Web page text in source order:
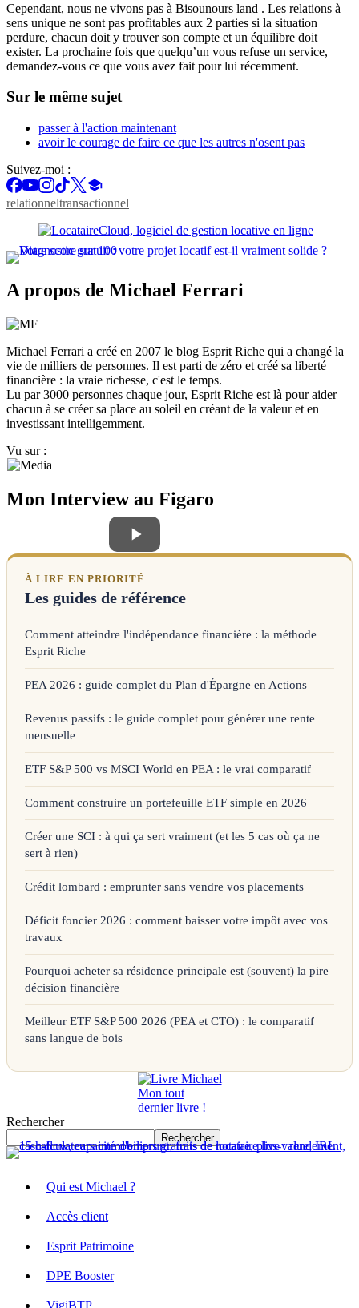
Cependant, nous ne vivons pas à Bisounours land . Les relations à
sens unique ne sont pas profitables aux 2 parties si la situation
perdure, chacun doit y trouver son compte et un équilibre doit
exister. La prochaine fois que quelqu’un vous refuse un service,
demandez-vous ce que vous avez fait pour lui récemment.
Sur le même sujet
passer à l'action maintenant
avoir le courage de faire ce que les autres n'osent pas
Suivez-moi :
relationneltransactionnel
A propos de Michael Ferrari
Michael Ferrari a créé en 2007 le blog Esprit Riche qui a changé la
vie de milliers de personnes. Il est parti de zéro et créé sa liberté
financière : la vraie richesse, c'est le temps.
Lu par 3000 personnes chaque jour, Esprit Riche est là pour aider
chacun à se créer sa place au soleil en créant de la valeur et en
investissant intelligemment.
Vu sur :
Mon Interview au Figaro
À LIRE EN PRIORITÉ
Les guides de référence
Comment atteindre l'indépendance financière : la méthode
Esprit Riche
PEA 2026 : guide complet du Plan d'Épargne en Actions
Revenus passifs : le guide complet pour générer une rente
mensuelle
ETF S&P 500 vs MSCI World en PEA : le vrai comparatif
Comment construire un portefeuille ETF simple en 2026
Créer une SCI : à qui ça sert vraiment (et les 5 cas où ça ne
sert à rien)
Crédit lombard : emprunter sans vendre vos placements
Déficit foncier 2026 : comment baisser votre impôt avec vos
travaux
Pourquoi acheter sa résidence principale est (souvent) la pire
décision financière
Meilleur ETF S&P 500 2026 (PEA et CTO) : le comparatif
sans langue de bois
Mon tout
dernier livre !
Rechercher
Rechercher
Qui est Michael ?
Accès client
Esprit Patrimoine
DPE Booster
VigiBTP